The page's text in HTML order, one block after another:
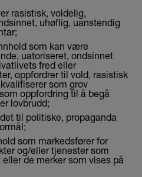
rasistisk, voldelig,
uhøflig, uanstendig
som kan være
uatoriseret, ondsinnet
fred eller
oppfordrer til vold, rasistisk
som grov
oppfordring til å begå
lovbrudd;
til politiske, propaganda
som markedsfører for
og/eller tjenester som
de merker som vises på